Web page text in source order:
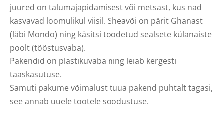
juured on talumajapidamisest või metsast, kus nad
kasvavad loomulikul viisil. Sheavõi on pärit Ghanast
(läbi Mondo) ning käsitsi toodetud sealsete külanaiste
poolt (tööstusvaba).
Pakendid on plastikuvaba ning leiab kergesti
taaskasutuse.
Samuti pakume võimalust tuua pakend puhtalt tagasi,
see annab uuele tootele soodustuse.